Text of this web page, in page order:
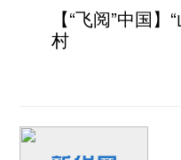
【“飞阅”中国
村